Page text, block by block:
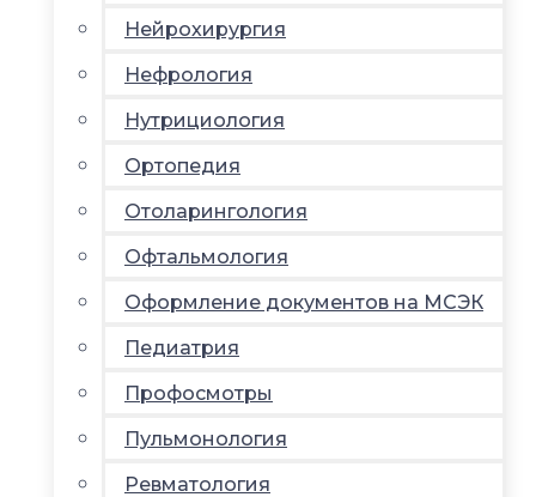
Нейрохирургия
Нефрология
Нутрициология
Ортопедия
Отоларингология
Офтальмология
Оформление документов на МСЭК
Педиатрия
Профосмотры
Пульмонология
Ревматология